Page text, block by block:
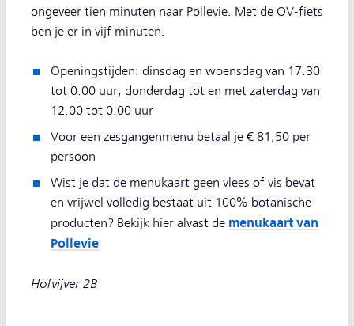
ongeveer tien minuten naar Pollevie. Met de OV-fiets
ben je er in vijf minuten.
Openingstijden: dinsdag en woensdag van 17.30
tot 0.00 uur, donderdag tot en met zaterdag van
12.00 tot 0.00 uur
Voor een zesgangenmenu betaal je € 81,50 per
persoon
Wist je dat de menukaart geen vlees of vis bevat
en vrijwel volledig bestaat uit 100% botanische
producten? Bekijk hier alvast de menukaart van
Pollevie
Hofvijver 2B